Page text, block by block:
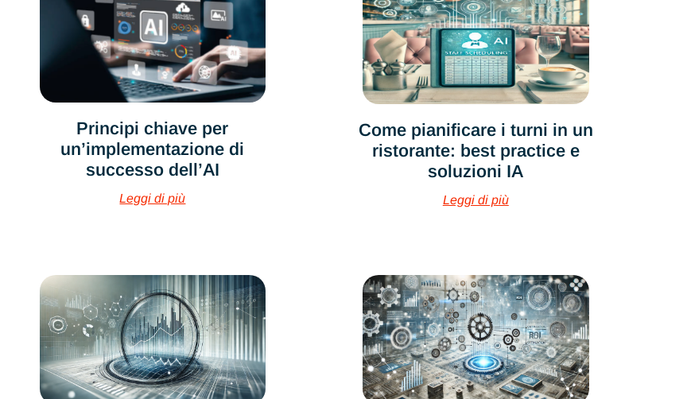
Principi chiave per
un’implementazione di
successo dell’AI
Leggi di più
Come pianificare i turni in un
ristorante: best practice e
soluzioni IA
Leggi di più